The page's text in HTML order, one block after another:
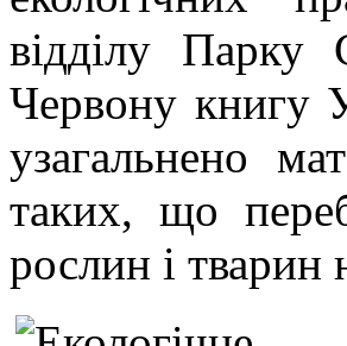
відділу
Червону книгу
узагальнено
таких, що
рослин і тварин